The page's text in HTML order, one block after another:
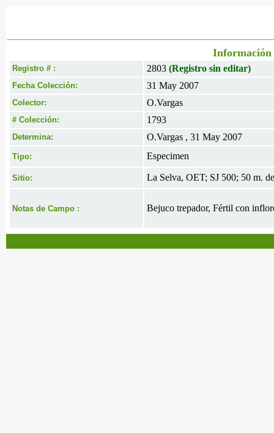
Información
Registro # : 2803 (Registro sin editar)
Fecha Colección: 31 May 2007
Colector: O.Vargas
# Colección: 1793
Determina: O.Vargas , 31 May 2007
Tipo: Especimen
Sitio: La Selva, OET; SJ 500; 50 m.
Notas de Campo : Bejuco trepador, Fértil con